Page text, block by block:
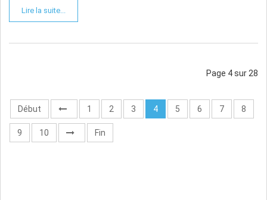
Lire la suite...
Page 4 sur 28
Début 1 2 3 4 5 6 7 8
9 10 Fin